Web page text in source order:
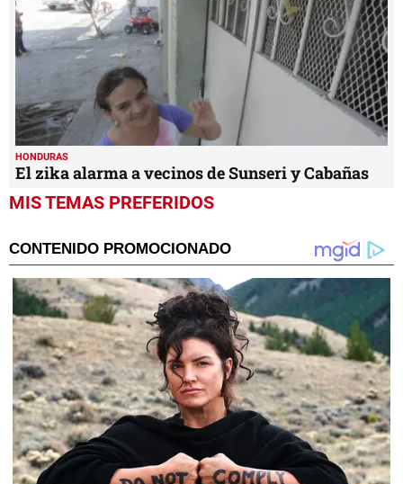
HONDURAS
El zika alarma a vecinos de Sunseri y Cabañas
MIS TEMAS PREFERIDOS